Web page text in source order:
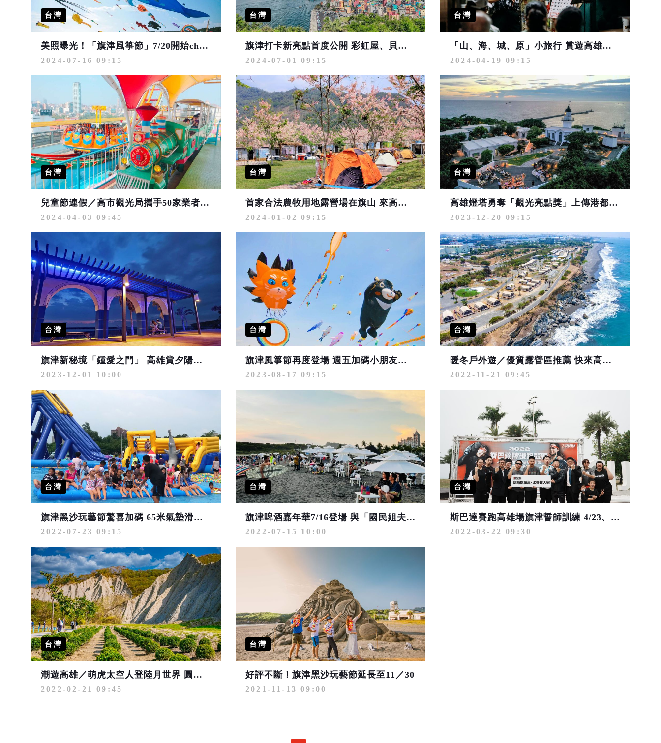
台灣
美照曝光！「旗津風箏節」7/20開始chill一夏
2024-07-16 09:15
台灣
旗津打卡新亮點首度公開 彩虹屋、貝殼館拍好拍滿
2024-07-01 09:15
台灣
「山、海、城、原」小旅行 賞遊高雄觀光圈獨特在地風味
2024-04-19 09:15
台灣
兒童節連假／高市觀光局攜手50家業者 共推好康優惠
2024-04-03 09:45
台灣
首家合法農牧用地露營場在旗山 來高雄滿足聽海濤、觀夕陽、看星空多重享受
2024-01-02 09:15
台灣
高雄燈塔勇奪「觀光亮點獎」上傳港都絕美景致 抽獎得5萬旅遊金
2023-12-20 09:15
台灣
旗津新秘境「鍾愛之門」 高雄賞夕陽、觀星好去處
2023-12-01 10:00
台灣
旗津風箏節再度登場 週五加碼小朋友最愛的氣墊水樂園
2023-08-17 09:15
台灣
暖冬戶外遊／優質露營區推薦 快來高雄當凹豆咖
2022-11-21 09:45
台灣
旗津黑沙玩藝節驚喜加碼 65米氣墊滑水道暑期五六日免費玩！
2022-07-23 09:15
台灣
旗津啤酒嘉年華7/16登場 與「國民姐夫」具俊曄一起嗨！
2022-07-15 10:00
台灣
斯巴達賽跑高雄場旗津誓師訓練 4/23、4/24大樹舊鐵道開跑
2022-03-22 09:30
台灣
潮遊高雄／萌虎太空人登陸月世界 圓滾滾波波草旗津真療癒
2022-02-21 09:45
台灣
好評不斷！旗津黑沙玩藝節延長至11／30
2021-11-13 09:00